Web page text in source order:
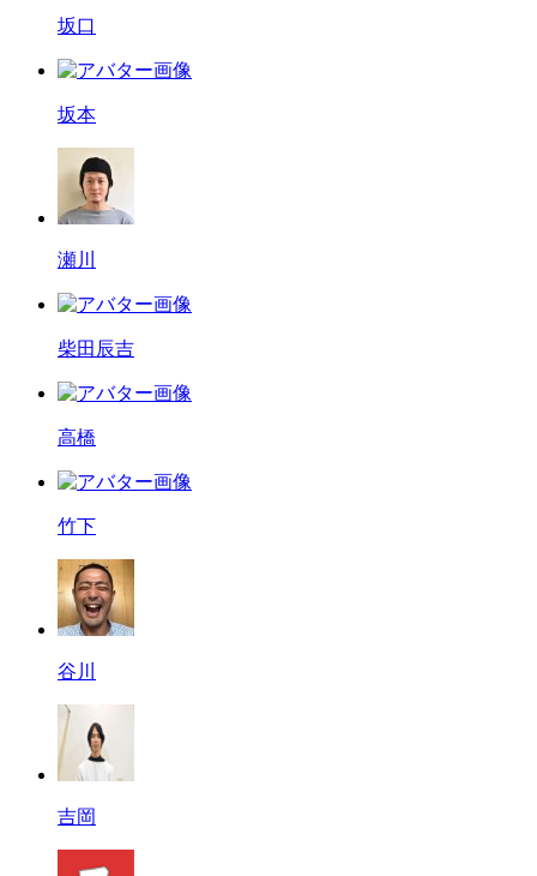
坂口
坂本
瀬川
柴田辰吉
高橋
竹下
谷川
吉岡